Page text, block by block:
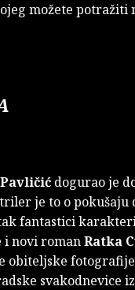
možete potražiti
dogurao je
je to o pokušaju
fantastici
i novi romanRatka
obiteljske
svakodnevice